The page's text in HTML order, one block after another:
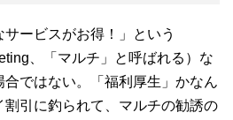
ービスがお得！」という
、「マルチ」と呼ばれる）な
ではない。「福利厚生」かなん
引に釣られて、マルチの勧誘の